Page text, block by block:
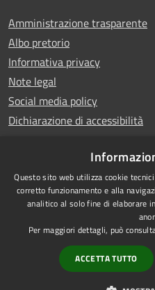
Amministrazione trasparente
Albo pretorio
Informativa privacy
Note legal
Social media policy
Dichiarazione di accessibilità
RSS
Accessibilità
Privacy
Mappa del sito
Questo sito web utilizza cookie
corretto funzionamento e alla
analitico al solo fine di elaborare
Per maggiori dettagli, può
ACCETTA TUTTO